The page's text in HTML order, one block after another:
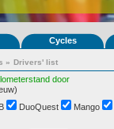
Cycles
» Drivers' list
door
DuoQuest Mango